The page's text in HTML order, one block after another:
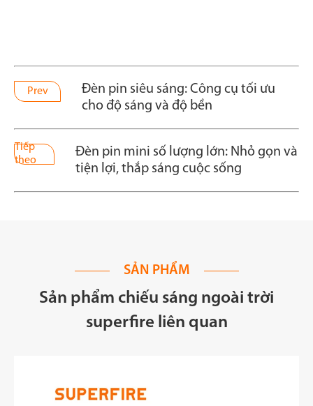
Prev
Đèn pin siêu sáng: Công cụ tối ưu
cho độ sáng và độ bền
Tiếp
theo
Đèn pin mini số lượng lớn: Nhỏ gọn và
tiện lợi, thắp sáng cuộc sống
SẢN PHẨM
Sản phẩm chiếu sáng ngoài trời
superfire liên quan